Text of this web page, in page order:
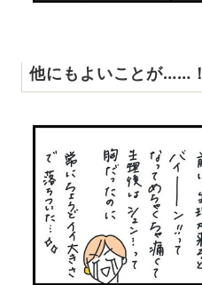
他にもよいことが……！